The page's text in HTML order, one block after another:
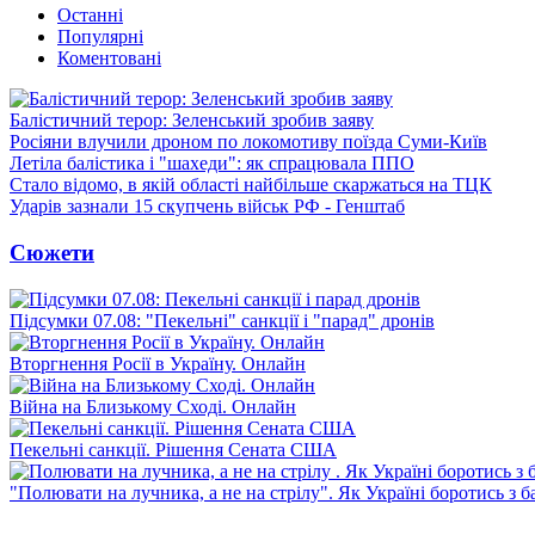
Останні
Популярні
Коментовані
Балістичний терор: Зеленський зробив заяву
Росіяни влучили дроном по локомотиву поїзда Суми-Київ
Летіла балістика і "шахеди": як спрацювала ППО
Стало відомо, в якій області найбільше скаржаться на ТЦК
Ударів зазнали 15 скупчень військ РФ - Генштаб
Сюжети
Підсумки 07.08: "Пекельні" санкції і "парад" дронів
Вторгнення Росії в Україну. Онлайн
Війна на Близькому Сході. Онлайн
Пекельні санкції. Рішення Сената США
"Полювати на лучника, а не на стрілу". Як Україні боротись з